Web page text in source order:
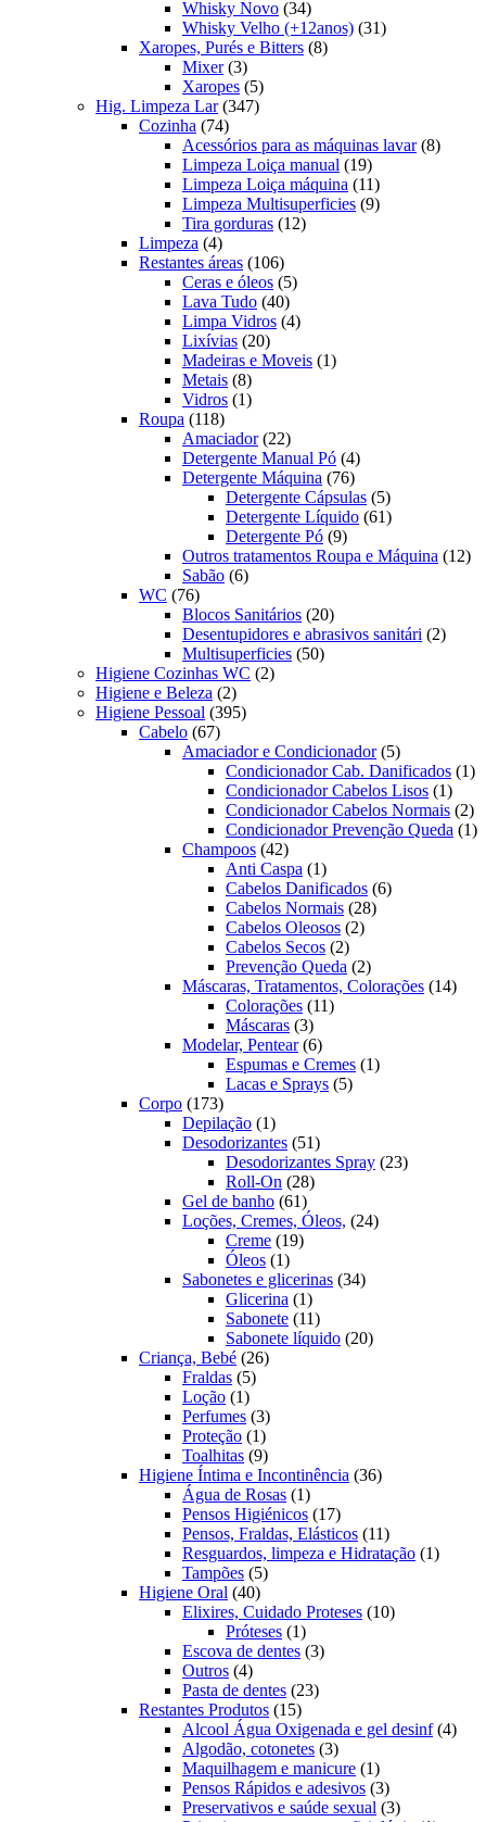
produtos
Whisky Novo 3434
produtos
Whisky Velho (+12anos) 3131
Xaropes, Purés e Bitters 88
Mixer 33
produtos
Xaropes 55
produtos
Hig. Limpeza Lar 347347
Cozinha 7474
produtos
Acessórios para as máquinas lavar 88
Limpeza Loiça manual 1919
produtos
Limpeza Loiça máquina 1111
produtos
Limpeza Multisuperficies 99
Tira gorduras 1212
Limpeza 44
produtos
Restantes áreas 106106
produtos
Ceras e óleos 55
Lava Tudo 4040
produtos
Limpa Vidros 44
Lixívias 2020
produtos
Madeiras e Moveis 11
Metais 88
produtos
Vidros 11
Roupa 118118
produtos
Amaciador 2222
produtos
Detergente Manual Pó 44
produtos
Detergente Máquina 7676
produtos
Detergente Cápsulas 55
produtos
Detergente Líquido 6161
Detergente Pó 99
produtos
Outros tratamentos Roupa e Máquina 1212
Sabão 66
WC 7676
produtos
Blocos Sanitários 2020
produtos
Desentupidores e abrasivos sanitári 22
Multisuperficies 5050
Higiene Cozinhas WC 22
Higiene e Beleza 22
produtos
Higiene Pessoal 395395
Cabelo 6767
produtos
Amaciador e Condicionador 55
produtos
Condicionador Cab. Danificados 11
Condicionador Cabelos Lisos 11
Condicionador Cabelos Normais 22
Condicionador Prevenção Queda 11
Champoos 4242
produtos
Anti Caspa 11
produto
Cabelos Danificados 66
Cabelos Normais 2828
Cabelos Oleosos 22
Cabelos Secos 22
produtos
Prevenção Queda 22
produtos
Máscaras, Tratamentos, Colorações 1414
Colorações 1111
Máscaras 33
produtos
Modelar, Pentear 66
produtos
Espumas e Cremes 11
Lacas e Sprays 55
Corpo 173173
produtos
Depilação 11
produto
Desodorizantes 5151
produtos
Desodorizantes Spray 2323
Roll-On 2828
Gel de banho 6161
produtos
Loções, Cremes, Óleos, 2424
Creme 1919
Óleos 11
produto
Sabonetes e glicerinas 3434
Glicerina 11
produto
Sabonete 1111
produtos
Sabonete líquido 2020
Criança, Bebé 2626
Fraldas 55
Loção 11
produto
Perfumes 33
produtos
Proteção 11
produto
Toalhitas 99
produtos
Higiene Íntima e Incontinência 3636
Água de Rosas 11
produto
Pensos Higiénicos 1717
produtos
Pensos, Fraldas, Elásticos 1111
produtos
Resguardos, limpeza e Hidratação 11
Tampões 55
Higiene Oral 4040
produtos
Elixires, Cuidado Proteses 1010
Próteses 11
produto
Escova de dentes 33
Outros 44
produtos
Pasta de dentes 2323
Restantes Produtos 1515
produtos
Alcool Água Oxigenada e gel desinf 44
Algodão, cotonetes 33
produtos
Maquilhagem e manicure 11
produto
Pensos Rápidos e adesivos 33
produtos
Preservativos e saúde sexual 33